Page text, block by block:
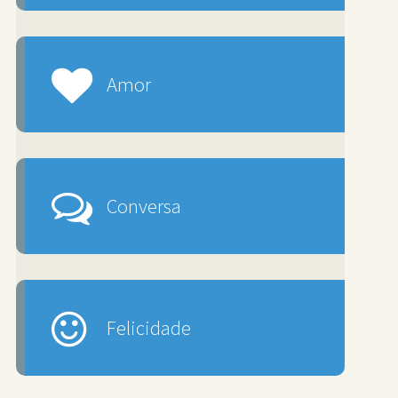
Amor
Conversa
Felicidade